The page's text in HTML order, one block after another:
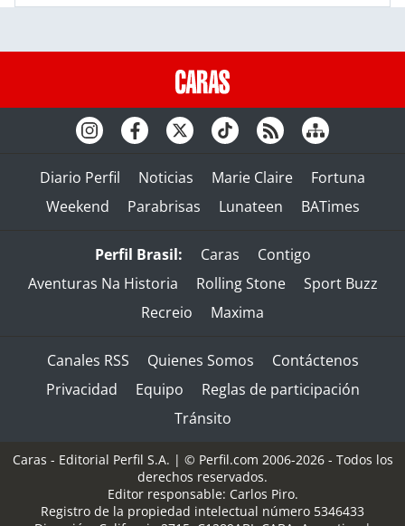
Diario Perfil Noticias Marie Claire
Fortuna
Weekend
Parabrisas Lunateen BATimes
Perfil Brasil: Caras
Contigo
Aventuras Na Historia
Rolling Stone
Sport Buzz
Recreio
Maxima
Canales RSS Quienes Somos
Contáctenos
Privacidad
Equipo
Reglas de participación
Tránsito
Caras - Editorial Perfil S.A. | © Perfil.com 2006-2026 - Todos los
derechos reservados.
Editor responsable: Carlos Piro.
Registro de la propiedad intelectual número 5346433